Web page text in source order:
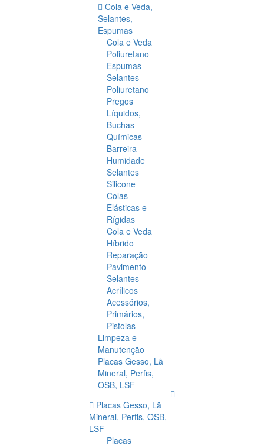
Cola e Veda,
Selantes,
Espumas
Cola e Veda
Poliuretano
Espumas
Selantes
Poliuretano
Pregos
Líquidos,
Buchas
Químicas
Barreira
Humidade
Selantes
Silicone
Colas
Elásticas e
Rígidas
Cola e Veda
Híbrido
Reparação
Pavimento
Selantes
Acrílicos
Acessórios,
Primários,
Pistolas
Limpeza e
Manutenção
Placas Gesso, Lã
Mineral, Perfis,
OSB, LSF
Placas Gesso, Lã
Mineral, Perfis, OSB,
LSF
Placas